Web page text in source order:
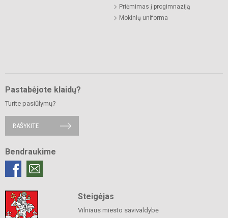
Priėmimas į progimnaziją
Mokinių uniforma
Pastabėjote klaidų?
Turite pasiūlymų?
RAŠYKITE
Bendraukime
Steigėjas
Vilniaus miesto savivaldybė